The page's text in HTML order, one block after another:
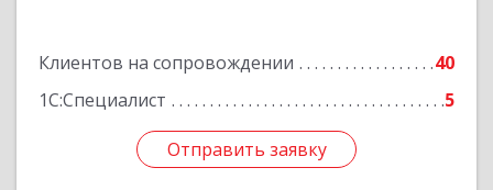
Клиентов на сопровождении
40
1С:Специалист
5
Отправить заявку
Подробнее
Отправить заявку